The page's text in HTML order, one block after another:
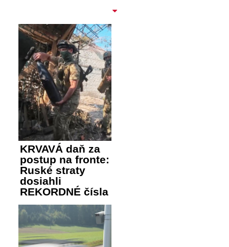
KRVAVÁ daň za
postup na fronte:
Ruské straty
dosiahli
REKORDNÉ čísla